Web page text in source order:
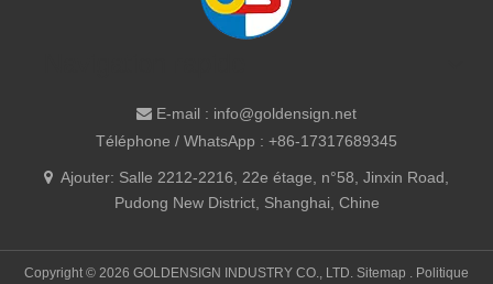
 E-mail : info@goldensign.net
Téléphone / WhatsApp : +86-17317689345
 Ajouter: Salle 2212-2216, 22e étage, n°58, Jinxin Road,
Pudong New District, Shanghai, Chine
Copyright © 2026 GOLDENSIGN INDUSTRY CO., LTD. Sitemap . Politique